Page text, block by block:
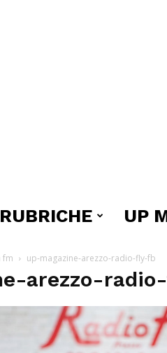
RUBRICHE UP
fm up-magazine-arezzo-radio-fly-fb
arezzo-